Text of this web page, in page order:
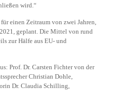
wird.“
einen Zeitraum von zwei Jahren,
geplant. Die Mittel von rund
zur Hälfe aus EU- und
Prof. Dr. Carsten Fichter von der
Christian Dohle,
Dr. Claudia Schilling,